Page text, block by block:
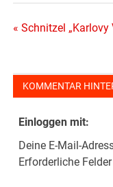
« Schnitzel „Karlovy
KOMMENTAR
Einloggen mit:
Deine E-Mail-
Erforderliche